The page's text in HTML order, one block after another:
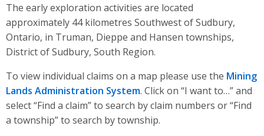
The early exploration activities are located
approximately 44 kilometres Southwest of Sudbury,
Ontario, in Truman, Dieppe and Hansen townships,
District of Sudbury, South Region.
To view individual claims on a map please use the Mining
Lands Administration System. Click on “I want to…” and
select “Find a claim” to search by claim numbers or “Find
a township” to search by township.